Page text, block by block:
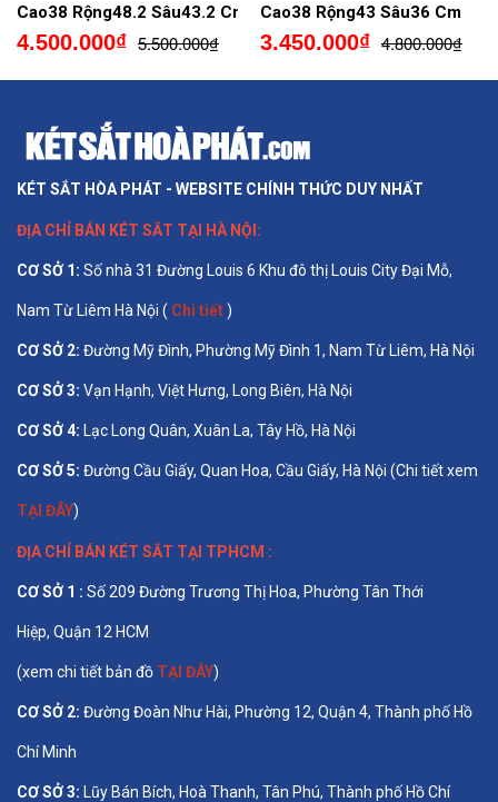
Cao38 Rộng48.2 Sâu43.2 Cm
4.500.000₫ 5.500.000₫
Cao38 Rộng43 Sâu36 Cm
3.450.000₫ 4.800.000₫
KÉT SẮT HÒA PHÁT - WEBSITE CHÍNH THỨC DUY NHẤT
ĐỊA CHỈ BÁN KÉT SẮT TẠI HÀ NỘI :
CƠ SỞ 1: Số nhà 31 Đường Louis 6 Khu đô thị Louis City Đại Mỗ,
Nam Từ Liêm Hà Nội ( Chi tiết)
CƠ SỞ 2: Đường Mỹ Đình, Phường Mỹ Đình 1, Nam Từ Liêm, Hà Nội
CƠ SỞ 3: Vạn Hạnh, Việt Hưng, Long Biên, Hà Nội
CƠ SỞ 4: Lạc Long Quân, Xuân La, Tây Hồ, Hà Nội
CƠ SỞ 5: Đường Cầu Giấy, Quan Hoa, Cầu Giấy, Hà Nội (Chi tiết xem
TẠI ĐÂY)
ĐỊA CHỈ BÁN KÉT SẮT TẠI TPHCM :
CƠ SỞ 1 : Số 209 Đường Trương Thị Hoa, Phường Tân Thới
Hiệp, Quận 12 HCM
(xem chi tiết bản đồ TẠI ĐÂY)
CƠ SỞ 2: Đường Đoàn Như Hài, Phường 12, Quận 4, Thành phố Hồ
Chí Minh
CƠ SỞ 3: Lũy Bán Bích, Hoà Thanh, Tân Phú, Thành phố Hồ Chí